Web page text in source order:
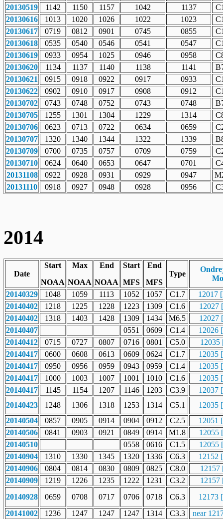
20130519
1142 1150 1157 1042 1137
20130616
1013 1020 1026 1022 1023
20130617
0719 0812 0901 0745 0855
20130618
0535 0540 0546 0541 0547
20130619
0933 0954 1025 0946 0958
20130620
1134 1137 1140 1138 1141
20130621
0915 0918 0922 0917 0933
20130622
0902 0910 0917 0908 0912
20130702
0743 0748 0752 0743 0748
20130705
1255 1301 1304 1229 1314
20130706
0623 0713 0722 0634 0659
20130707
1320 1340 1344 1322 1339
20130709
0700 0735 0757 0709 0759
20130710
0624 0640 0653 0647 0701
20131108
0922 0928 0931 0929 0947
20131110
0918 0927 0948 0928 0956
2014
Date
Start
NOAA
Max
NOAA
End
NOAA
Start
MFS
End
MFS
Type
20140329
1048 1059 1113 1052 1057 C1.7
12017
20140402
1218 1225 1228 1223 1309 C1.6
12027
20140402
1318 1403 1428 1309 1434 M6.5
12027
20140407
0551 0609 C1.4
12026
20140412
0715 0727 0807 0716 0801 C5.0
12035
20140417
0600 0608 0613 0609 0624 C1.7
12035
20140417
0950 0956 0959 0943 0959 C1.4
12035
20140417
1000 1003 1007 1001 1010 C1.6
12035
20140417
1145 1154 1207 1146 1203 C3.9
12037
20140423
1248 1306 1318 1253 1314 C5.1
12035
20140504
0857 0905 0914 0904 0912 C2.5
12051
20140506
0841 0903 0921 0849 0914 M1.8
12055
20140510
0558 0616 C1.5
12055
20140904
1310 1330 1345 1320 1336 C6.3
12152
20140906
0804 0814 0830 0809 0825 C8.0
12157
20140909
1219 1226 1235 1222 1231 C3.2
12157
20140928
0659 0708 0717 0706 0718 C6.3
12173
20141002
1236 1247 1247 1247 1314 C3.3 near